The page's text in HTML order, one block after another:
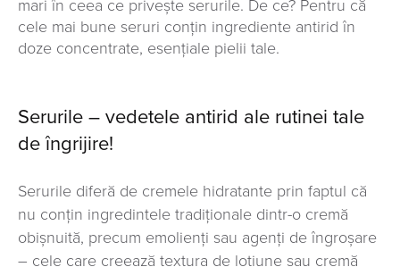
mari în ceea ce privește serurile. De ce? Pentru că
cele mai bune seruri conțin ingrediente antirid în
doze concentrate, esențiale pielii tale.
Serurile – vedetele antirid ale rutinei tale
de îngrijire!
Serurile diferă de cremele hidratante prin faptul că
nu conțin ingredintele tradiționale dintr-o cremă
obișnuită, precum emolienți sau agenți de îngroșare
– cele care creează textura de loțiune sau cremă